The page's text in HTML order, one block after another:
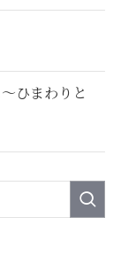
ひまわりと